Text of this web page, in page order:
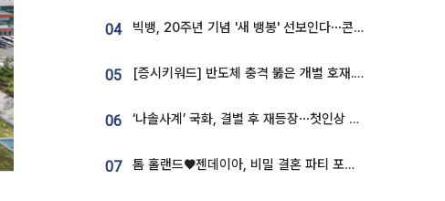
04 빅뱅, 20주년 기념 '새 뱅봉' 선보인다⋯콘서트 앞두고 팝업 개최
05 [증시키워드] 반도체 충격 뚫은 개별 호재...포스코퓨처엠·에코프로·한화솔루션 '눈길'
06 ‘나솔사계’ 국화, 결별 후 재등장⋯첫인상 투표 휩쓸고 ‘인기녀’ 등극
07 톰 홀랜드♥젠데이아, 비밀 결혼 파티 포착⋯호텔 대관비만 9억